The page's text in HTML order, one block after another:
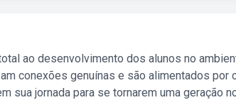
ao desenvolvimento dos alunos no
conexões genuínas e são alimentados por
sua jornada para se tornarem uma geração